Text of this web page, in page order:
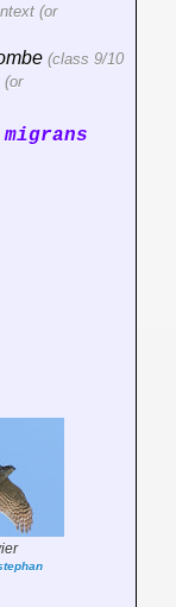
(or
(class 9/10
(or